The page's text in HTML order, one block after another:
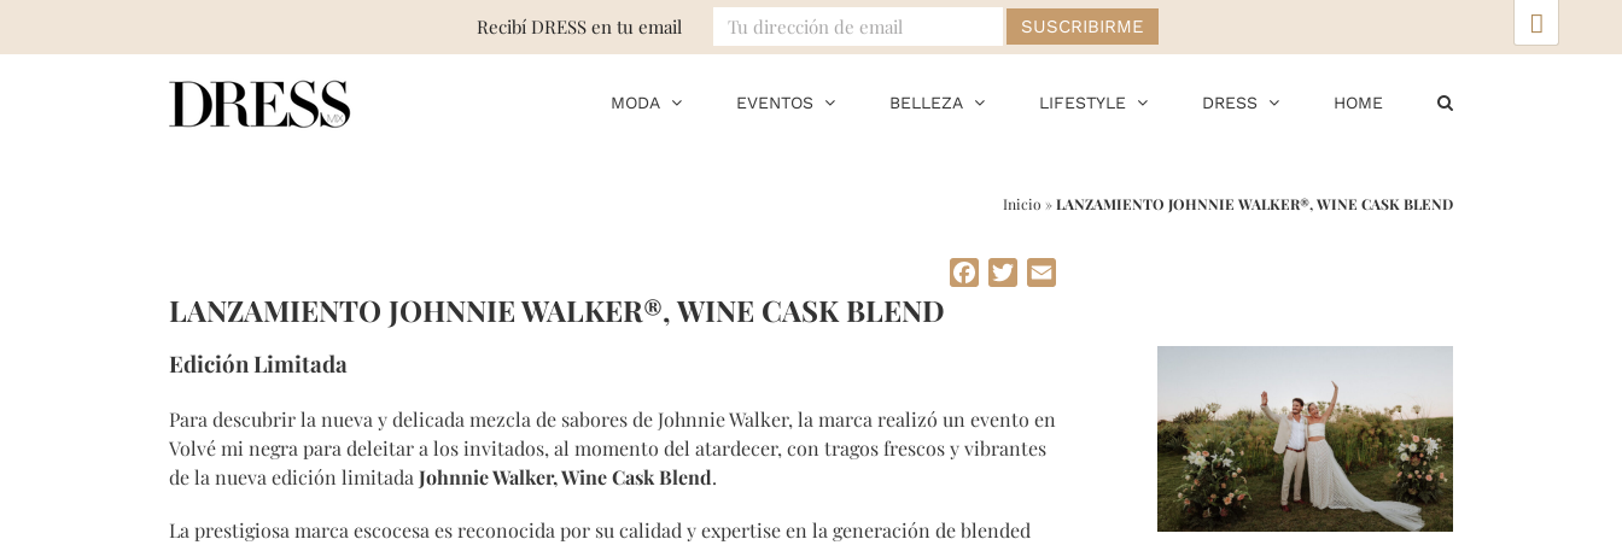
MODA EVENTOS BELLEZA LIFESTYLE DRESS HOME
Inicio »LANZAMIENTO JOHNNIE WALKER®, WINE CASK BLEND
Facebook
Twitter
LANZAMIENTO JOHNNIE WALKER®, WINE CASK BLEND
Edición Limitada
Para descubrir la nueva y delicada mezcla de sabores de Johnnie Walker, la marca realizó un evento en
Volvé mi negra para deleitar a los invitados, al momento del atardecer, con tragos frescos y vibrantes
de la nueva edición limitada Johnnie Walker, Wine Cask Blend.
La prestigiosa marca escocesa es reconocida por su calidad y expertise en la generación de blended
Recibí DRESS en tu email